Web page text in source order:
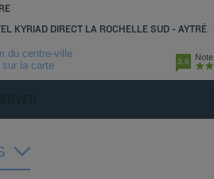
KYRIAD DIRECT LA ROCHELLE SUD - AYTRÉ
du centre-ville
sur la carte
3.6 Note